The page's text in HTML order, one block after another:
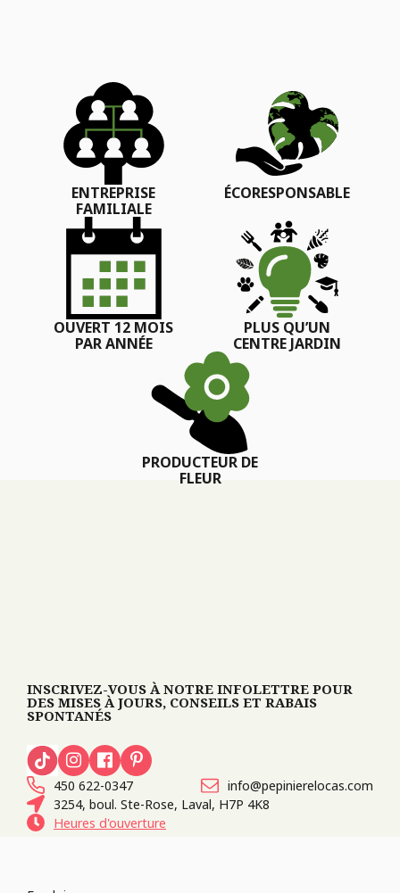
ENTREPRISE
FAMILIALE
ÉCORESPONSABLE
OUVERT 12 MOIS
PAR ANNÉE
PLUS QU’UN
CENTRE JARDIN
PRODUCTEUR DE
FLEUR
INSCRIVEZ-VOUS À NOTRE INFOLETTRE POUR
DES MISES À JOURS, CONSEILS ET RABAIS
SPONTANÉS
450 622-0347
info@pepinierelocas.com
3254, boul. Ste-Rose, Laval, H7P 4K8
Heures d'ouverture